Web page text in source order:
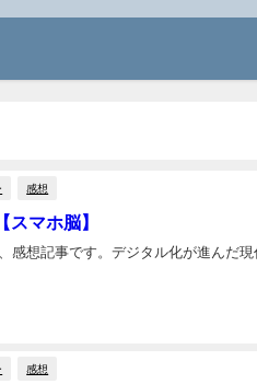
感想
スマホ脳】
感想記事です。デジタル化が進んだ
感想